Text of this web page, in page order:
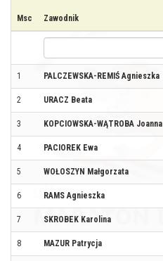
Msc Zawodnik
1 PALCZEWSKA-REMIŚ Agnieszka
2 URACZ Beata
3 KOPCIOWSKA-WĄTROBA Joanna
4 PACIOREK Ewa
5 WOŁOSZYN Małgorzata
6 RAMS Agnieszka
7 SKROBEK Karolina
8 MAZUR Patrycja